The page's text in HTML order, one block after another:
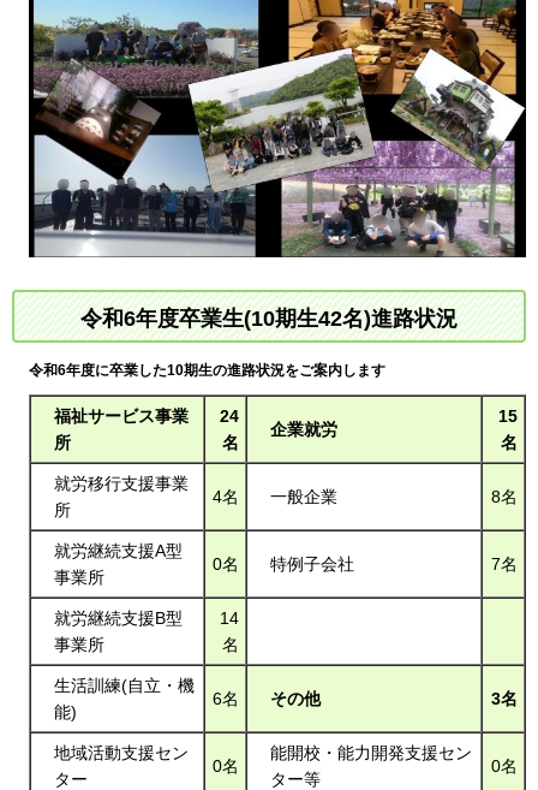
令和6年度卒業生(10期生42名)進路状況
令和6年度に卒業した10期生の進路状況をご案内します
福祉サービス事業
所
24
名
企業就労
15
名
就労移行支援事業
所
4名 一般企業 8名
就労継続支援A型
事業所
0名 特例子会社 7名
就労継続支援B型
事業所
14
名
生活訓練(自立・機
能)
6名 その他 3名
地域活動支援セン
ター
0名
能開校・能力開発支援セン
ター等
0名